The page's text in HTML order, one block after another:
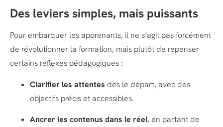
Des leviers simples, mais puissants
Pour embarquer les apprenants, il ne s’agit pas forcément
de révolutionner la formation, mais plutôt de repenser
certains réflexes pédagogiques :
Clarifier les attentes dès le départ, avec des
objectifs précis et accessibles.
Ancrer les contenus dans le réel, en partant de